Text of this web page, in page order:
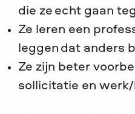
die ze echt gaan
Ze leren een
leggen dat anders
Ze zijn beter
sollicitatie en